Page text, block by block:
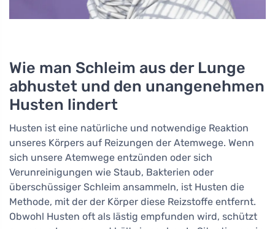
Wie man Schleim aus der Lunge
abhustet und den unangenehmen
Husten lindert
Husten ist eine natürliche und notwendige Reaktion
unseres Körpers auf Reizungen der Atemwege. Wenn
sich unsere Atemwege entzünden oder sich
Verunreinigungen wie Staub, Bakterien oder
überschüssiger Schleim ansammeln, ist Husten die
Methode, mit der der Körper diese Reizstoffe entfernt.
Obwohl Husten oft als lästig empfunden wird, schützt